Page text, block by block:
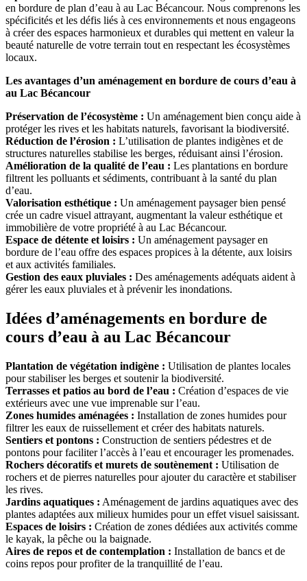
en bordure de plan d’eau à au Lac Bécancour. Nous comprenons les
spécificités et les défis liés à ces environnements et nous engageons
à créer des espaces harmonieux et durables qui mettent en valeur la
beauté naturelle de votre terrain tout en respectant les écosystèmes
locaux.
Les avantages d’un aménagement en bordure de cours d’eau à
au Lac Bécancour
Préservation de l’écosystème : Un aménagement bien conçu aide à
protéger les rives et les habitats naturels, favorisant la biodiversité.
Réduction de l’érosion : L’utilisation de plantes indigènes et de
structures naturelles stabilise les berges, réduisant ainsi l’érosion.
Amélioration de la qualité de l’eau : Les plantations en bordure
filtrent les polluants et sédiments, contribuant à la santé du plan
d’eau.
Valorisation esthétique : Un aménagement paysager bien pensé
crée un cadre visuel attrayant, augmentant la valeur esthétique et
immobilière de votre propriété à au Lac Bécancour.
Espace de détente et loisirs : Un aménagement paysager en
bordure de l’eau offre des espaces propices à la détente, aux loisirs
et aux activités familiales.
Gestion des eaux pluviales : Des aménagements adéquats aident à
gérer les eaux pluviales et à prévenir les inondations.
Idées d’aménagements en bordure de
cours d’eau à au Lac Bécancour
Plantation de végétation indigène : Utilisation de plantes locales
pour stabiliser les berges et soutenir la biodiversité.
Terrasses et patios au bord de l’eau : Création d’espaces de vie
extérieurs avec une vue imprenable sur l’eau.
Zones humides aménagées : Installation de zones humides pour
filtrer les eaux de ruissellement et créer des habitats naturels.
Sentiers et pontons : Construction de sentiers pédestres et de
pontons pour faciliter l’accès à l’eau et encourager les promenades.
Rochers décoratifs et murets de soutènement : Utilisation de
rochers et de pierres naturelles pour ajouter du caractère et stabiliser
les rives.
Jardins aquatiques : Aménagement de jardins aquatiques avec des
plantes adaptées aux milieux humides pour un effet visuel saisissant.
Espaces de loisirs : Création de zones dédiées aux activités comme
le kayak, la pêche ou la baignade.
Aires de repos et de contemplation : Installation de bancs et de
coins repos pour profiter de la tranquillité de l’eau.